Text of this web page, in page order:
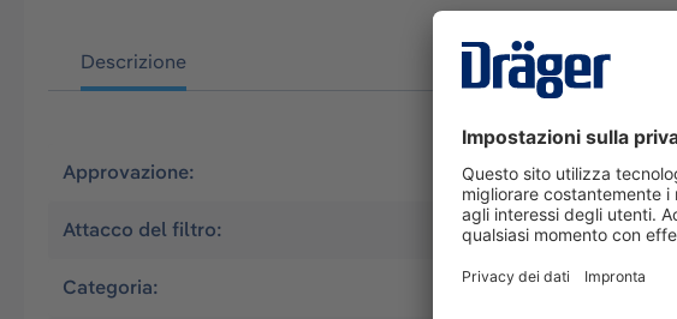
Descrizione
Approvazione: EN
Attacco del filtro: Bayonet (Twin-filter)
Categoria: Mezza maschera